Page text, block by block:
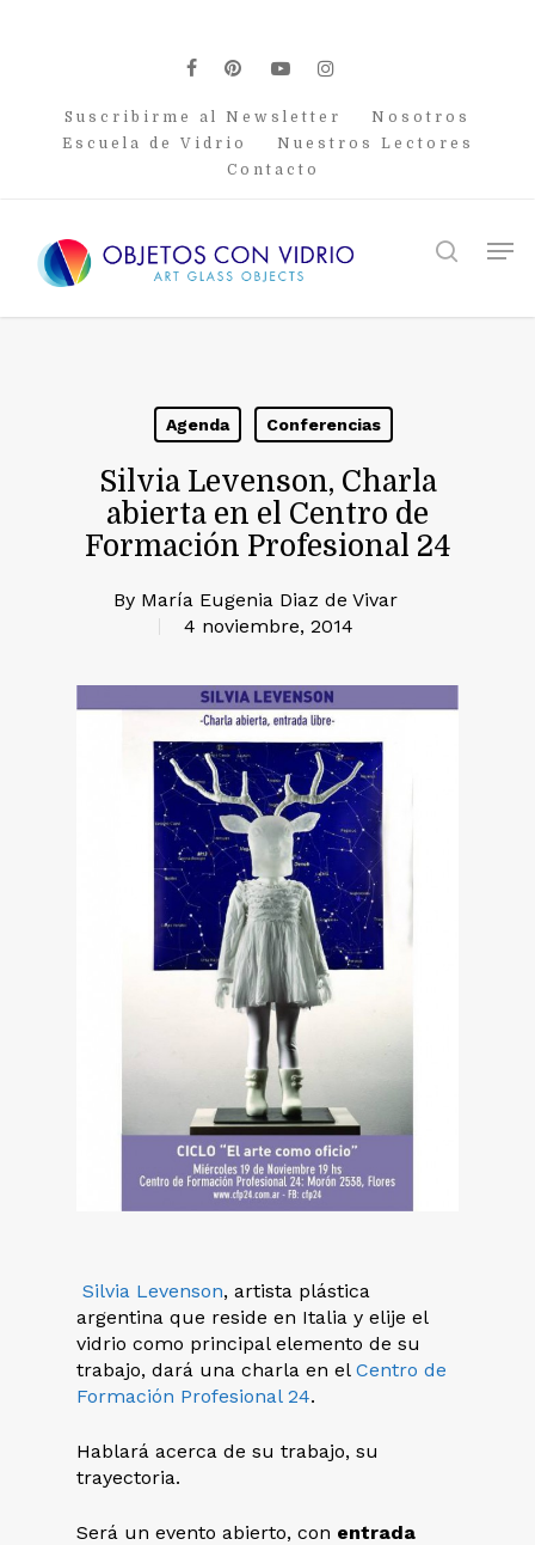
facebook
pinterest
youtubeinstagram
Suscribirme al Newsletter
Nosotros
Escuela de Vidrio
Nuestros Lectores
Contacto
search
Agenda Conferencias
Silvia Levenson, Charla
abierta en el Centro de
Formación Profesional 24
By María Eugenia Diaz de Vivar
4 noviembre, 2014
Silvia Levenson, artista plástica
argentina que reside en Italia y elije el
vidrio como principal elemento de su
trabajo, dará una charla en el Centro de
Formación Profesional 24.
Hablará acerca de su trabajo, su
trayectoria.
Será un evento abierto, con entrada